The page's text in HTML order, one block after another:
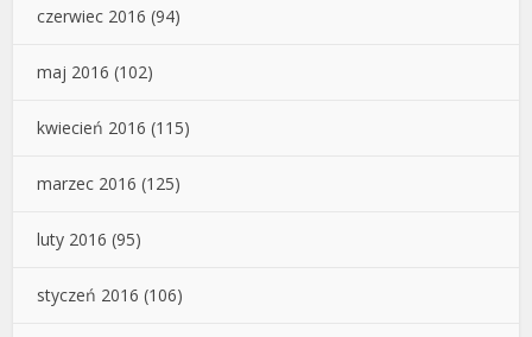
czerwiec 2016 (94)
maj 2016 (102)
kwiecień 2016 (115)
marzec 2016 (125)
luty 2016 (95)
styczeń 2016 (106)